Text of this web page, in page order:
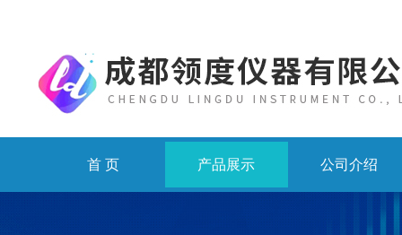
首 页 产品展示 公司介绍